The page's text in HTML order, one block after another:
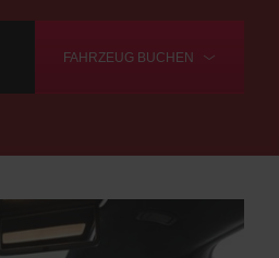
FAHRZEUG BUCHEN